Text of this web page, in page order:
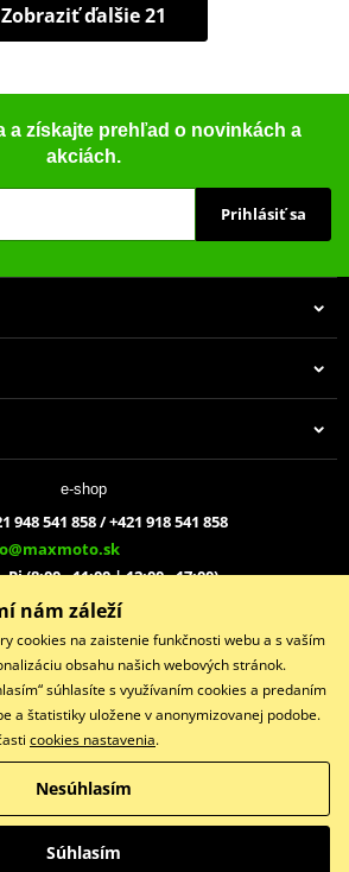
Zobraziť ďalšie 21
a získajte prehľad o novinkách a
akciách.
Prihlásiť sa
e-shop
948 541 858 / +421 918 541 858
Pi (8:00 - 11:00 | 12:00 - 17:00)
s.r.o.
dobrovoľníkov 1439
© 2026 www.maxmotoshop.sk
Všetky práva vyhradené
Prepnúť na klasickú verziu
nám záleží
cookies na zaistenie funkčnosti webu a s vaším
obsahu našich webových stránok.
súhlasíte s využívaním cookies a predaním
a štatistiky uložene v anonymizovanej podobe.
cookies nastavenia.
Nesúhlasím
Súhlasím